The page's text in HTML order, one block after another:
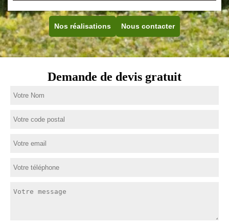
Nos réalisations Nous contacter
Demande de devis gratuit